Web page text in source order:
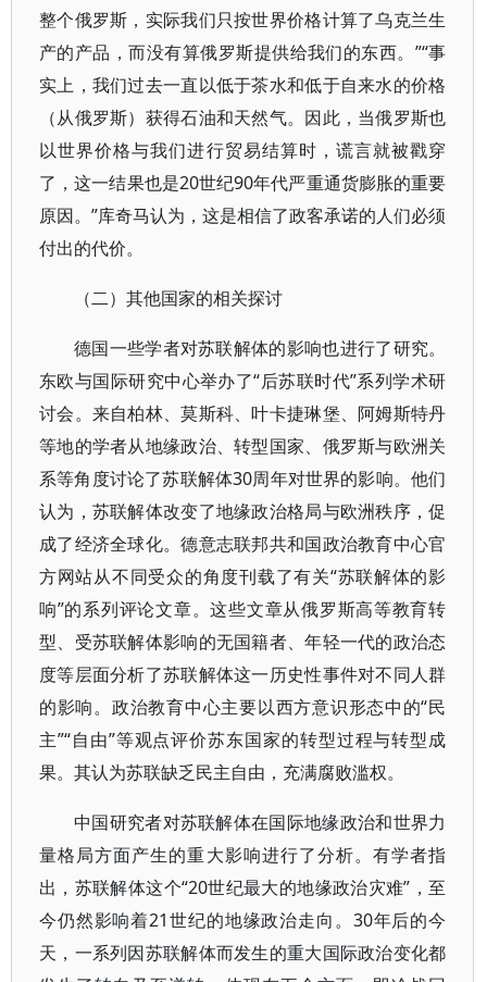
整个俄罗斯，实际我们只按世界价格计算了乌克兰生
产的产品，而没有算俄罗斯提供给我们的东西。”“事
实上，我们过去一直以低于茶水和低于自来水的价格
（从俄罗斯）获得石油和天然气。因此，当俄罗斯也
以世界价格与我们进行贸易结算时，谎言就被戳穿
了，这一结果也是20世纪90年代严重通货膨胀的重要
原因。”库奇马认为，这是相信了政客承诺的人们必须
付出的代价。
（二）其他国家的相关探讨
德国一些学者对苏联解体的影响也进行了研究。
东欧与国际研究中心举办了“后苏联时代”系列学术研
讨会。来自柏林、莫斯科、叶卡捷琳堡、阿姆斯特丹
等地的学者从地缘政治、转型国家、俄罗斯与欧洲关
系等角度讨论了苏联解体30周年对世界的影响。他们
认为，苏联解体改变了地缘政治格局与欧洲秩序，促
成了经济全球化。德意志联邦共和国政治教育中心官
方网站从不同受众的角度刊载了有关“苏联解体的影
响”的系列评论文章。这些文章从俄罗斯高等教育转
型、受苏联解体影响的无国籍者、年轻一代的政治态
度等层面分析了苏联解体这一历史性事件对不同人群
的影响。政治教育中心主要以西方意识形态中的“民
主”“自由”等观点评价苏东国家的转型过程与转型成
果。其认为苏联缺乏民主自由，充满腐败滥权。
中国研究者对苏联解体在国际地缘政治和世界力
量格局方面产生的重大影响进行了分析。有学者指
出，苏联解体这个“20世纪最大的地缘政治灾难”，至
今仍然影响着21世纪的地缘政治走向。30年后的今
天，一系列因苏联解体而发生的重大国际政治变化都